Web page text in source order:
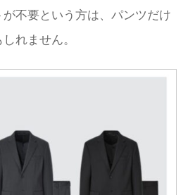
不要という方は、パンツだけ
れません。